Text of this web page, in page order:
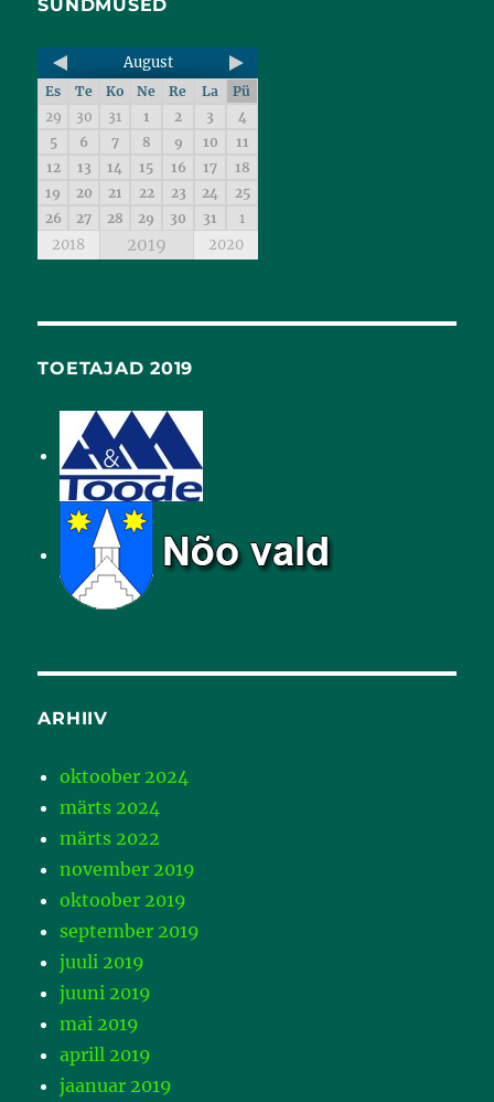
SÜNDMUSED
August
Es Te Ko Ne Re La
Pü
29
30 31 1 2 3
4
5
6 7 8 9 10
11
12
13 14 15 16 17
18
19
20 21 22 23 24
25
26
27 28 29 30 31 1
2018 2019 2020
TOETAJAD 2019
ARHIIV
oktoober 2024
märts 2024
märts 2022
november 2019
oktoober 2019
september 2019
juuli 2019
juuni 2019
mai 2019
aprill 2019
jaanuar 2019